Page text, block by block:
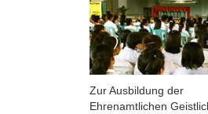
Zur Ausbildung der
Ehrenamtlichen